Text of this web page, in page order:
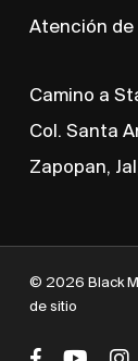
Atención de
Camino a
Col. Santa
Zapopan,
© 2026 Black
de sitio
facebookyoutube